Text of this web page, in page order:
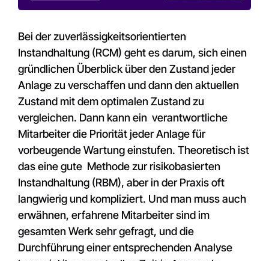
Bei der zuverlässigkeitsorientierten
Instandhaltung (RCM) geht es darum, sich einen
gründlichen Überblick über den Zustand jeder
Anlage zu verschaffen und dann den aktuellen
Zustand mit dem optimalen Zustand zu
vergleichen. Dann kann ein verantwortliche
Mitarbeiter die Priorität jeder Anlage für
vorbeugende Wartung einstufen. Theoretisch ist
das eine gute Methode zur risikobasierten
Instandhaltung (RBM), aber in der Praxis oft
langwierig und kompliziert. Und man muss auch
erwähnen, erfahrene Mitarbeiter sind im
gesamten Werk sehr gefragt, und die
Durchführung einer entsprechenden Analyse